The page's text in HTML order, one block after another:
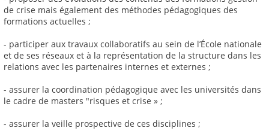
de crise mais également des méthodes pédagogiques des
formations actuelles ;
- participer aux travaux collaboratifs au sein de l’École nationale
et de ses réseaux et à la représentation de la structure dans les
relations avec les partenaires internes et externes ;
- assurer la coordination pédagogique avec les universités dans
le cadre de masters "risques et crise » ;
- assurer la veille prospective de ces disciplines ;